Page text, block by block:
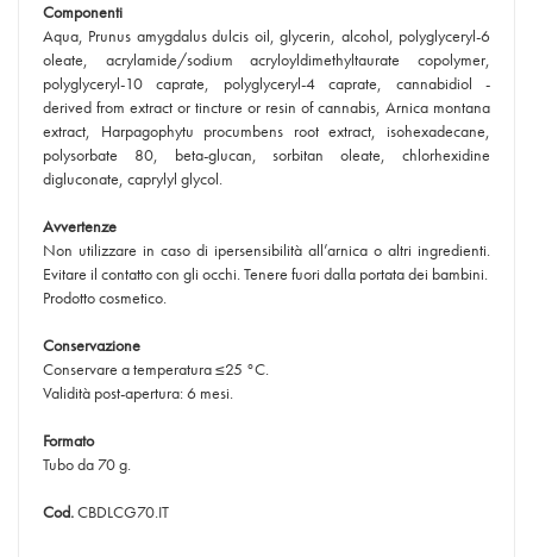
Componenti
Aqua, Prunus amygdalus dulcis oil, glycerin, alcohol, polyglyceryl-6
oleate, acrylamide/sodium acryloyldimethyltaurate copolymer,
polyglyceryl-10 caprate, polyglyceryl-4 caprate, cannabidiol -
derived from extract or tincture or resin of cannabis, Arnica montana
extract, Harpagophytu procumbens root extract, isohexadecane,
polysorbate 80, beta-glucan, sorbitan oleate, chlorhexidine
digluconate, caprylyl glycol.
Avvertenze
Non utilizzare in caso di ipersensibilità all’arnica o altri ingredienti.
Evitare il contatto con gli occhi. Tenere fuori dalla portata dei bambini.
Prodotto cosmetico.
Conservazione
Conservare a temperatura ≤25 °C.
Validità post-apertura: 6 mesi.
Formato
Tubo da 70 g.
Cod.CBDLCG70.IT